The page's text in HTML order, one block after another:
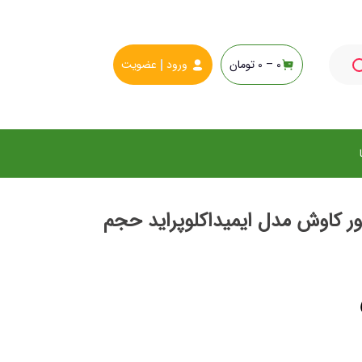
0 –
0 تومان ورود عضویت
کاوش مدل ایمیداکلوپراید حجم